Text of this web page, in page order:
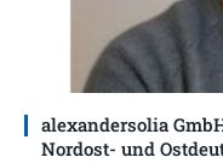
alexandersolia
Nordost- und